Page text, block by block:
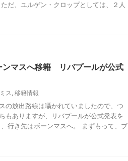
だ、ユルゲン・クロップとしては、２人
ンマスへ移籍 リバプールが公式
ス, 移籍情報
の放出路線は囁かれていましたので、つ
もありますが、リバプールが公式発表を
行き先はボーンマスへ。 まずもって、ブ